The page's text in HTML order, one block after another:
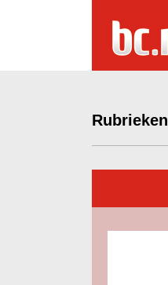
Rubrieken